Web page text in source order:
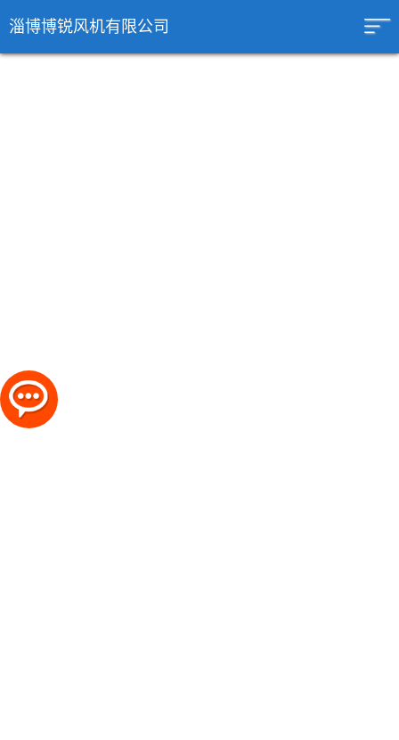
淄博博锐风机有限公司